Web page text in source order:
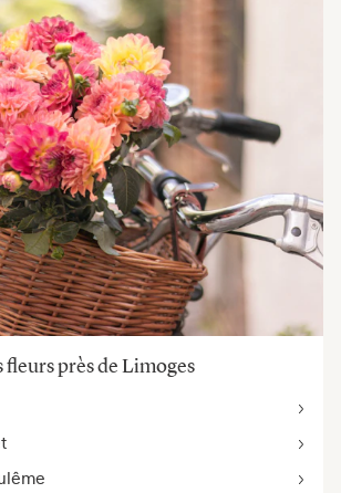
fleurs près de Limoges